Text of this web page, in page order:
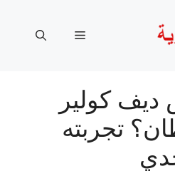
القائمة
كولير
تجربته